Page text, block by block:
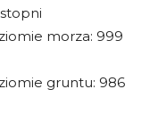
morza: 999
gruntu: 986